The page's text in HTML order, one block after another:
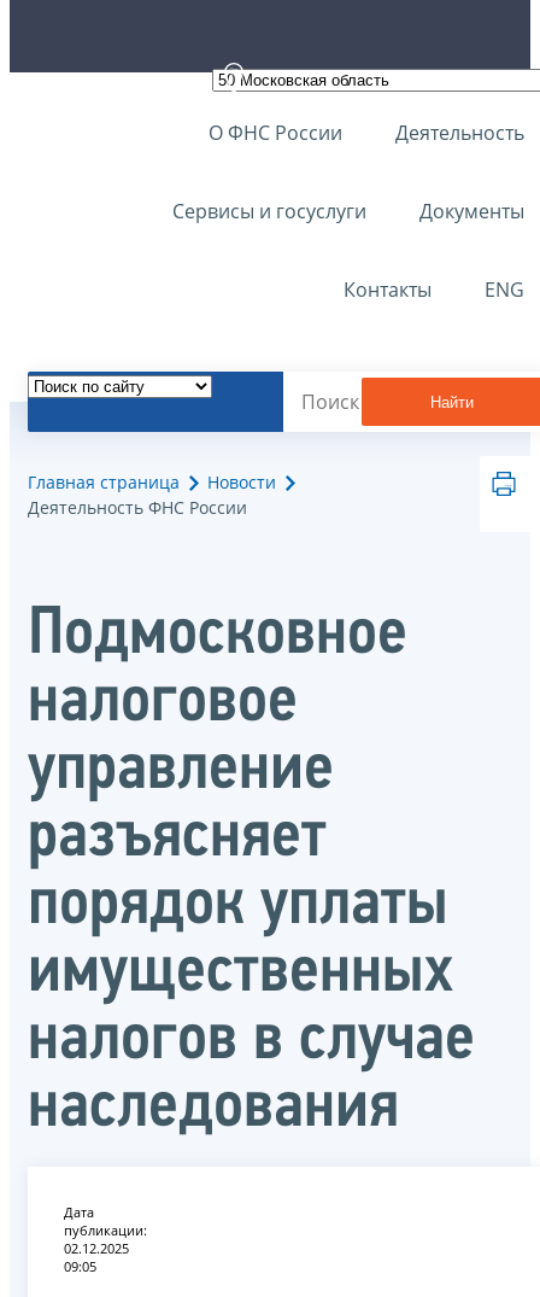
О ФНС России Деятельность
Сервисы и госуслуги Документы
Контакты ENG
Найти
Главная страница
Новости
Деятельность ФНС России
Подмосковное
налоговое
управление
разъясняет
порядок уплаты
имущественных
налогов в случае
наследования
Дата
публикации:
02.12.2025
09:05